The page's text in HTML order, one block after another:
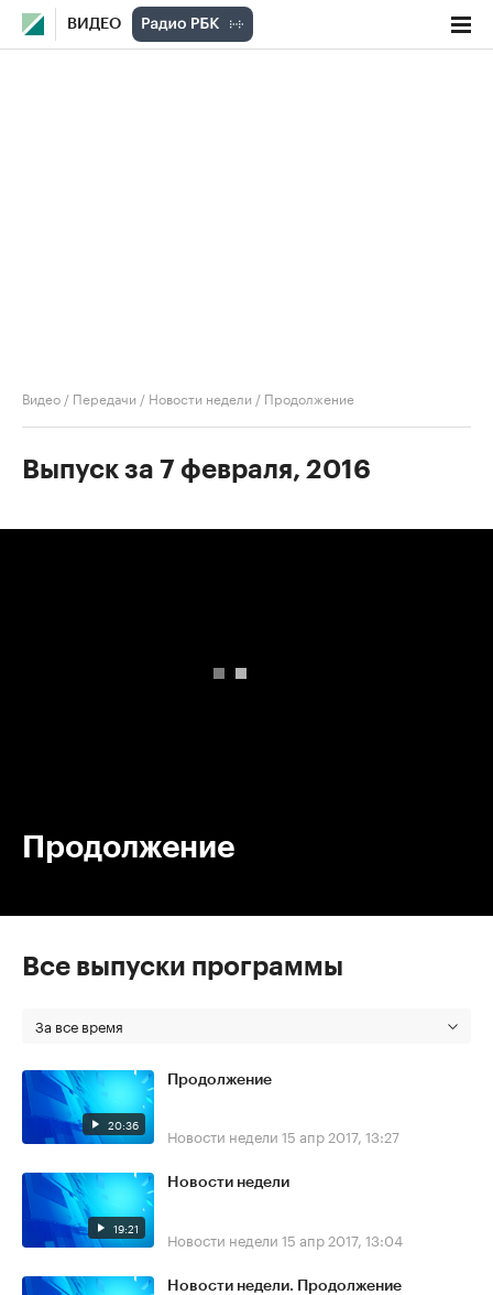
ВИДЕО
Видео / Передачи / Новости недели / Продолжение
Выпуск за 7 февраля, 2016
Продолжение
Все выпуски программы
За все время
20:36
Продолжение
Новости недели 15 апр 2017, 13:27
19:21
Новости недели
Новости недели 15 апр 2017, 13:04
Новости недели. Продолжение